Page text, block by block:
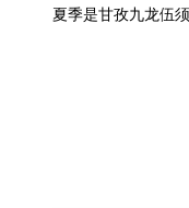
夏季是甘孜九龙伍